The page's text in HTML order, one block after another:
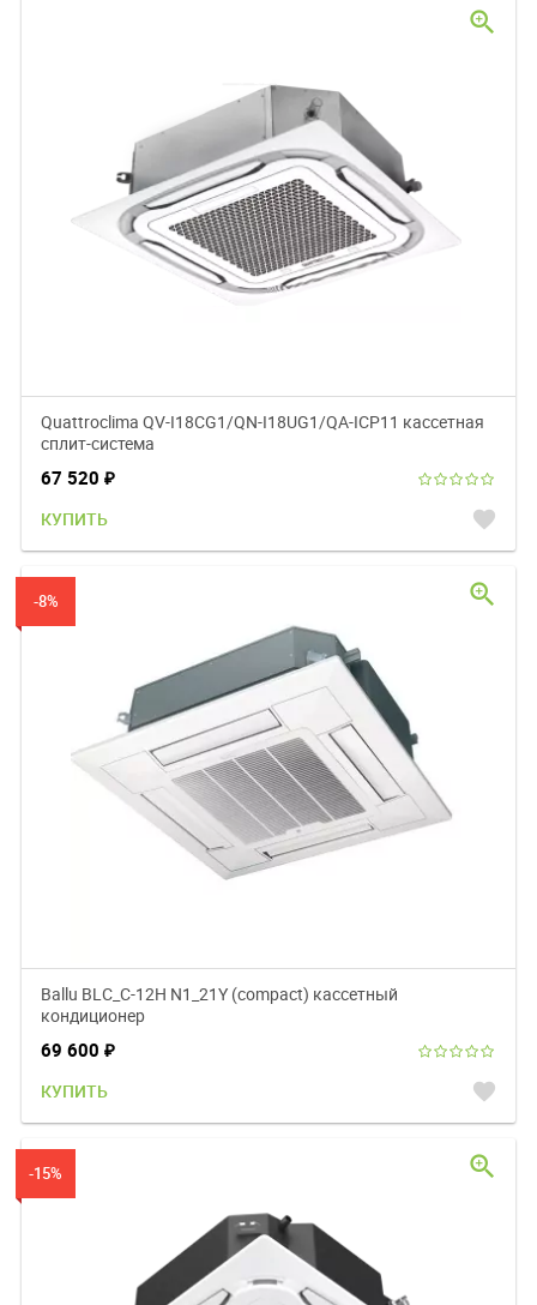
Quattroclima QV-I18CG1/QN-I18UG1/QA-ICP11 кассетная
сплит-система
67 520 ₽
КУПИТЬ favorite
zoom_in
-8%
Ballu BLC_C-12H N1_21Y (compact) кассетный
кондиционер
69 600 ₽
КУПИТЬ favorite
zoom_in
-15% zoom_in